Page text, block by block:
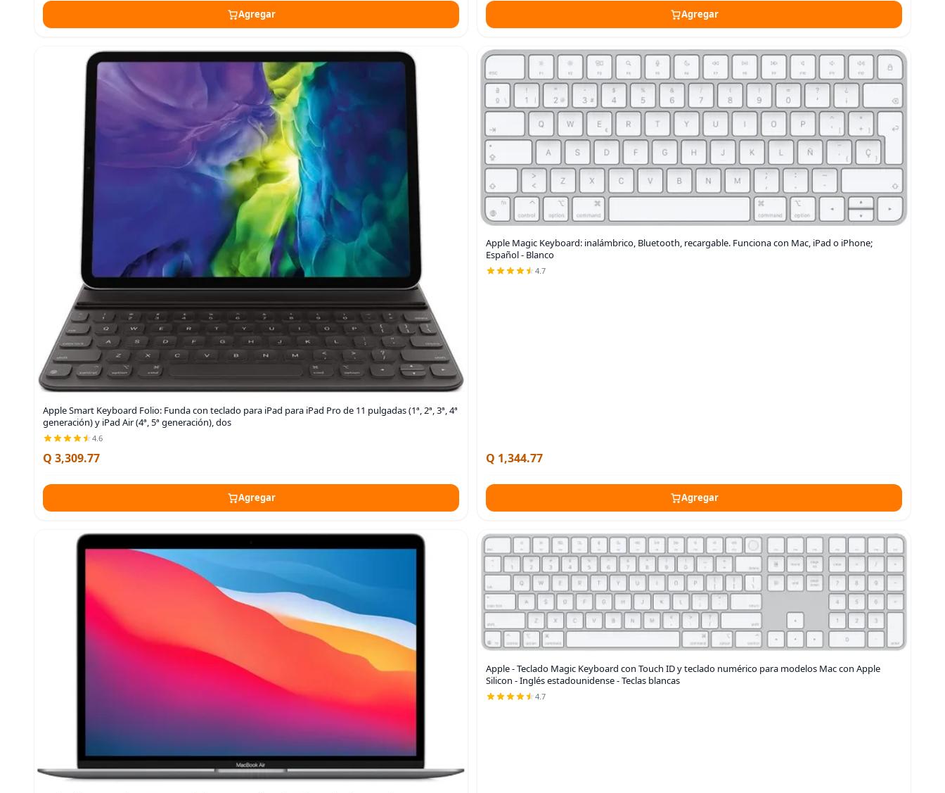
Agregar Agregar
Apple Smart Keyboard Folio: Funda con teclado para iPad para iPad Pro de 11 pulgadas (1ª, 2ª, 3ª, 4ª
generación) y iPad Air (4ª, 5ª generación), dos
4.6
Q 3,309.77
Agregar
Apple Magic Keyboard: inalámbrico, Bluetooth, recargable. Funciona con Mac, iPad o iPhone;
Español - Blanco
4.7
Q 1,344.77
Agregar
Apple - Teclado Magic Keyboard con Touch ID y teclado numérico para modelos Mac con Apple
Silicon - Inglés estadounidense - Teclas blancas
4.7